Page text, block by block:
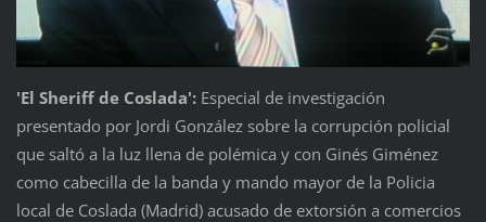
'El Sheriff de Coslada':Especial de investigación
presentado por Jordi González sobre la corrupción policial
que saltó a la luz llena de polémica y con Ginés Giménez
como cabecilla de la banda y mando mayor de la Policia
local de Coslada (Madrid) acusado de extorsión a comercios